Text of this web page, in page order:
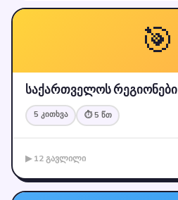
🎯
საქართველოს რეგიონები
5 კითხვა ⏱ 5 წთ
▶ 12 გავლილი